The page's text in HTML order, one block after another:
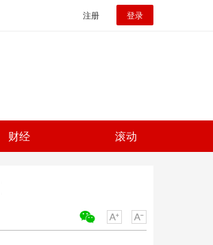
注册 登录
财经 滚动